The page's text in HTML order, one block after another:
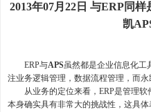
2013年07月22日 与ERP同
凯
ERP与APS虽然都是企业信息化工
注业务逻辑管理，数据流程管理，而永
从业务的定位来看，ERP是管理软
本身确实具有非常大的挑战性，这具